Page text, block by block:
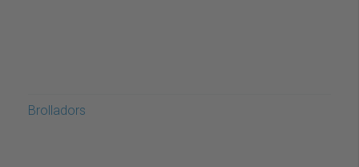
Brolladors